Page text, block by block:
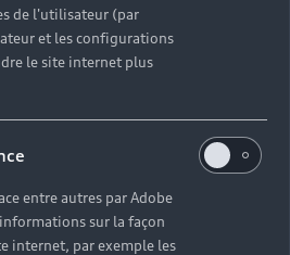
d’Audi d’occasion
sportives S et RS
Audi près de chez vous
de l'utilisateur (par
et les configurations
le site internet plus
entre autres par Adobe
sur la façon
internet, par exemple les